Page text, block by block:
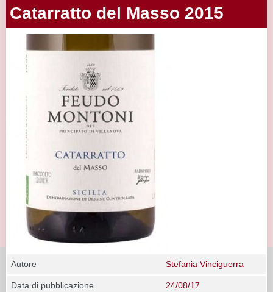
Catarratto del Masso 2015
Autore Stefania Vinciguerra
Data di pubblicazione 24/08/17